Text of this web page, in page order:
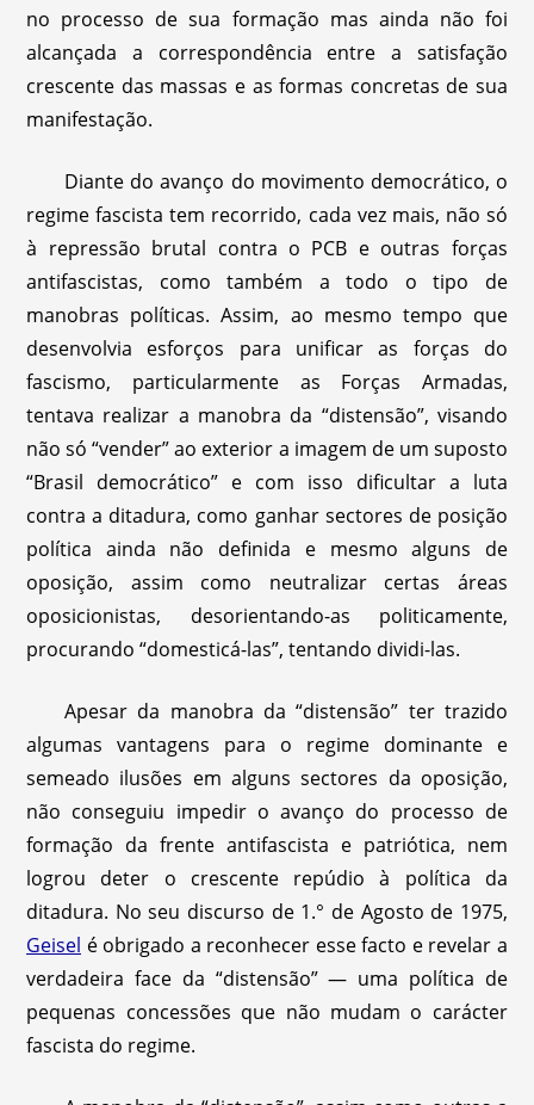
no processo de sua formação mas ainda não foi
alcançada a correspondência entre a satisfação
crescente das massas e as formas concretas de sua
manifestação.
Diante do avanço do movimento democrático, o
regime fascista tem recorrido, cada vez mais, não só
à repressão brutal contra o PCB e outras forças
antifascistas, como também a todo o tipo de
manobras políticas. Assim, ao mesmo tempo que
desenvolvia esforços para unificar as forças do
fascismo, particularmente as Forças Armadas,
tentava realizar a manobra da “distensão”, visando
não só “vender” ao exterior a imagem de um suposto
“Brasil democrático” e com isso dificultar a luta
contra a ditadura, como ganhar sectores de posição
política ainda não definida e mesmo alguns de
oposição, assim como neutralizar certas áreas
oposicionistas, desorientando-as politicamente,
procurando “domesticá-las”, tentando dividi-las.
Apesar da manobra da “distensão” ter trazido
algumas vantagens para o regime dominante e
semeado ilusões em alguns sectores da oposição,
não conseguiu impedir o avanço do processo de
formação da frente antifascista e patriótica, nem
logrou deter o crescente repúdio à política da
ditadura. No seu discurso de 1.° de Agosto de 1975,
Geisel é obrigado a reconhecer esse facto e revelar a
verdadeira face da “distensão” — uma política de
pequenas concessões que não mudam o carácter
fascista do regime.